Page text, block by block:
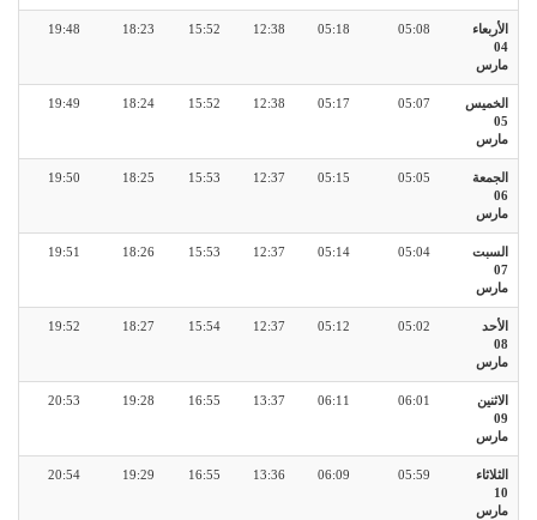
الأربعاء
04
مارس
05:08
05:18
12:38
15:52
18:23
19:48
الخميس
05
مارس
05:07
05:17
12:38
15:52
18:24
19:49
الجمعة
06
مارس
05:05
05:15
12:37
15:53
18:25
19:50
السبت
07
مارس
05:04
05:14
12:37
15:53
18:26
19:51
الأحد
08
مارس
05:02
05:12
12:37
15:54
18:27
19:52
الاثنين
09
مارس
06:01
06:11
13:37
16:55
19:28
20:53
الثلاثاء
10
مارس
05:59
06:09
13:36
16:55
19:29
20:54